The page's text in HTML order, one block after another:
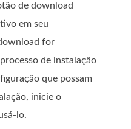
de download
em seu
for
de instalação
que possam
inicie o
lo.